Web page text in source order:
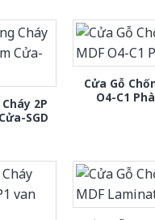
2P
SGD
Cửa Gỗ
O4-C1